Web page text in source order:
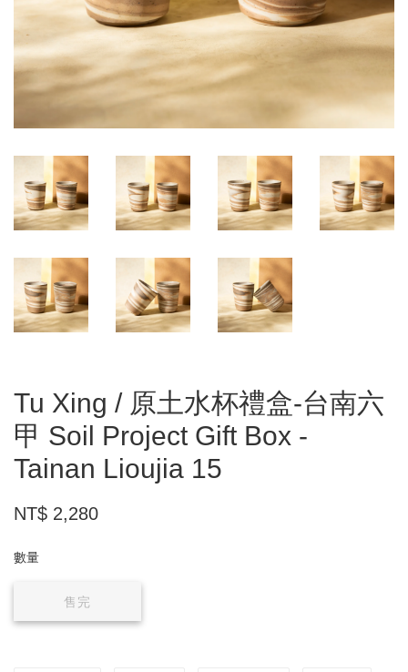
Tu Xing / 原土水杯禮盒-台南六
甲 Soil Project Gift Box -
Tainan Lioujia 15
NT$ 2,280
數量
售完